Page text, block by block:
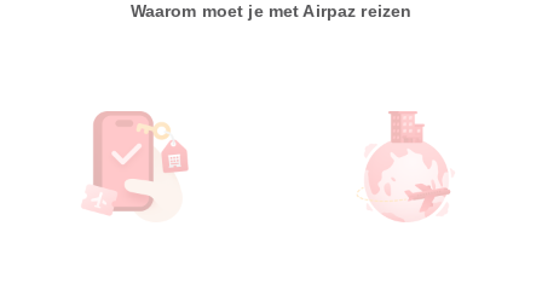
Waarom moet je met Airpaz reizen